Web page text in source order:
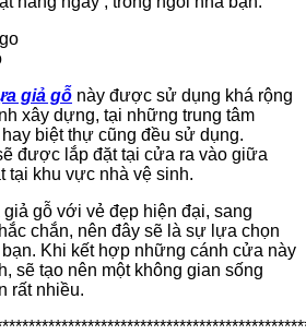
giả gỗ này được sử dụng khá rộng
xây dựng, tại những trung tâm
biệt thự cũng đều sử dụng.
được lắp đặt tại cửa ra vào giữa
tại khu vực nhà vệ sinh.
gỗ với vẻ đẹp hiện đại, sang
chắn, nên đây sẽ là sự lựa chọn
Khi kết hợp những cánh cửa này
sẽ tạo nên một không gian sống
rất nhiều.